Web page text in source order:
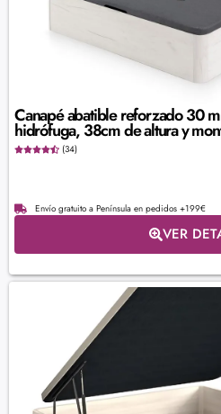
Canapé abatible reforzado 30
hidrófuga, 38cm de altura y
(34)
Envío gratuito a Península en pedidos +199€
VER